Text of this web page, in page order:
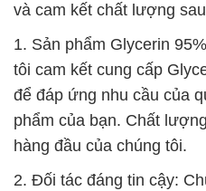
và cam kết chất lượng
1. Sản phẩm Glycerin
tôi cam kết cung cấp
để đáp ứng nhu cầu của
phẩm của bạn. Chất
hàng đầu của chúng tôi.
2. Đối tác đáng tin cậy: